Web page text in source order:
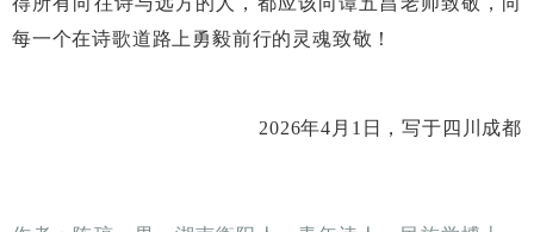
每一个在诗歌道路上勇毅前行的灵魂致敬！
2026年4月1日，写于四川成都